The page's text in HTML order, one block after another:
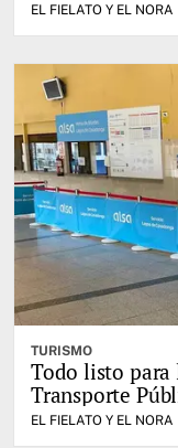
EL FIELATO Y EL NORA
TURISMO
Todo listo para
Transporte
EL FIELATO Y EL NORA